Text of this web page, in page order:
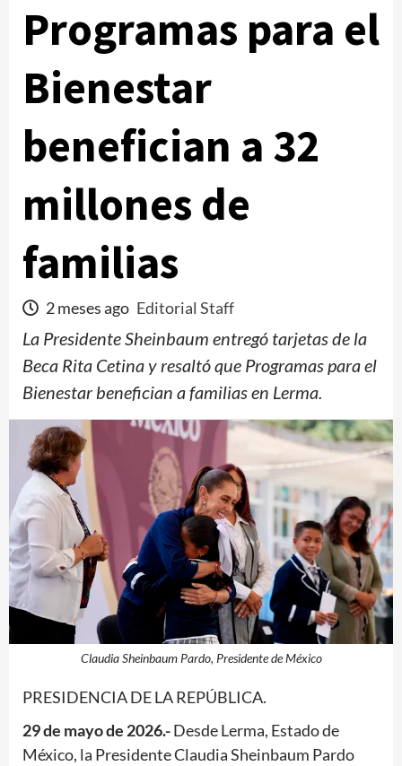
Programas para el
Bienestar
benefician a 32
millones de
familias
2 meses ago Editorial Staff
La Presidente Sheinbaum entregó tarjetas de la
Beca Rita Cetina y resaltó que Programas para el
Bienestar benefician a familias en Lerma.
Claudia Sheinbaum Pardo, Presidente de México
PRESIDENCIA DE LA REPÚBLICA.
29 de mayo de 2026.-Desde Lerma, Estado de
México, la Presidente Claudia Sheinbaum Pardo